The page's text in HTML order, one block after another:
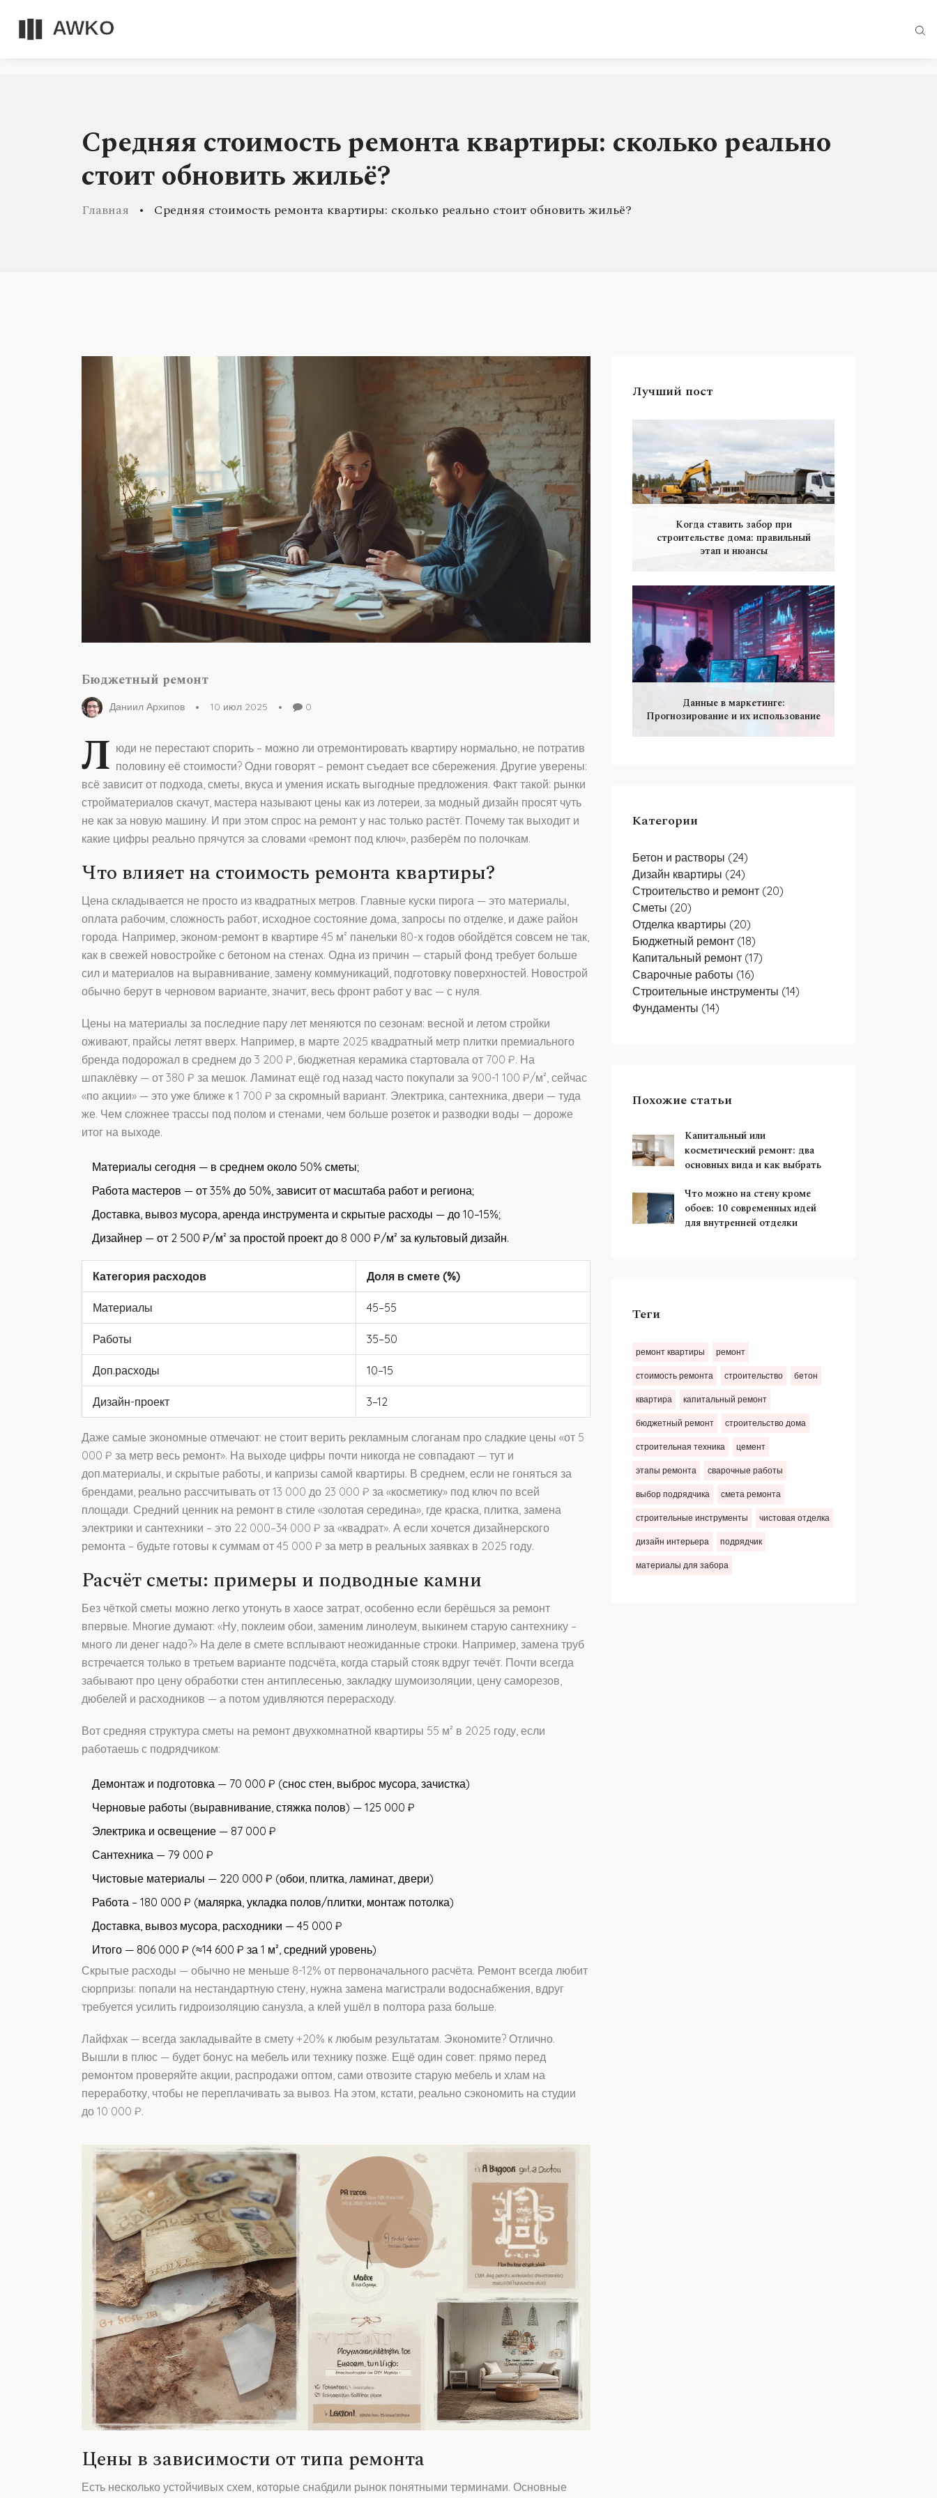
Средняя стоимость ремонта квартиры: сколько реально
стоит обновить жильё?
Главная Средняя стоимость ремонта квартиры: сколько реально стоит обновить жильё?
Бюджетный ремонт
Даниил Архипов 10 июл 2025 0
Л юди не перестают спорить – можно ли отремонтировать квартиру нормально, не потратив
половину её стоимости? Одни говорят – ремонт съедает все сбережения. Другие уверены:
всё зависит от подхода, сметы, вкуса и умения искать выгодные предложения. Факт такой: рынки
стройматериалов скачут, мастера называют цены как из лотереи, за модный дизайн просят чуть
не как за новую машину. И при этом спрос на ремонт у нас только растёт. Почему так выходит и
какие цифры реально прячутся за словами «ремонт под ключ», разберём по полочкам.
Что влияет на стоимость ремонта квартиры?
Цена складывается не просто из квадратных метров. Главные куски пирога — это материалы,
оплата рабочим, сложность работ, исходное состояние дома, запросы по отделке, и даже район
города. Например, эконом-ремонт в квартире 45 м² панельки 80-х годов обойдётся совсем не так,
как в свежей новостройке с бетоном на стенах. Одна из причин — старый фонд требует больше
сил и материалов на выравнивание, замену коммуникаций, подготовку поверхностей. Новострой
обычно берут в черновом варианте, значит, весь фронт работ у вас — с нуля.
Цены на материалы за последние пару лет меняются по сезонам: весной и летом стройки
оживают, прайсы летят вверх. Например, в марте 2025 квадратный метр плитки премиального
бренда подорожал в среднем до 3 200 ₽, бюджетная керамика стартовала от 700 ₽. На
шпаклёвку — от 380 ₽ за мешок. Ламинат ещё год назад часто покупали за 900-1 100 ₽/м², сейчас
«по акции» — это уже ближе к 1 700 ₽ за скромный вариант. Электрика, сантехника, двери — туда
же. Чем сложнее трассы под полом и стенами, чем больше розеток и разводки воды — дороже
итог на выходе.
Материалы сегодня — в среднем около 50% сметы;
Работа мастеров — от 35% до 50%, зависит от масштаба работ и региона;
Доставка, вывоз мусора, аренда инструмента и скрытые расходы — до 10–15%;
Дизайнер — от 2 500 ₽/м² за простой проект до 8 000 ₽/м² за культовый дизайн.
Категория расходов Доля в смете (%)
Материалы 45–55
Работы 35–50
Доп.расходы 10–15
Дизайн-проект 3–12
Даже самые экономные отмечают: не стоит верить рекламным слоганам про сладкие цены «от 5
000 ₽ за метр весь ремонт». На выходе цифры почти никогда не совпадают — тут и
доп.материалы, и скрытые работы, и капризы самой квартиры. В среднем, если не гоняться за
брендами, реально рассчитывать от 13 000 до 23 000 ₽ за «косметику» под ключ по всей
площади. Средний ценник на ремонт в стиле «золотая середина», где краска, плитка, замена
электрики и сантехники – это 22 000–34 000 ₽ за «квадрат». А если хочется дизайнерского
ремонта – будьте готовы к суммам от 45 000 ₽ за метр в реальных заявках в 2025 году.
Расчёт сметы: примеры и подводные камни
Без чёткой сметы можно легко утонуть в хаосе затрат, особенно если берёшься за ремонт
впервые. Многие думают: «Ну, поклеим обои, заменим линолеум, выкинем старую сантехнику –
много ли денег надо?» На деле в смете всплывают неожиданные строки. Например, замена труб
встречается только в третьем варианте подсчёта, когда старый стояк вдруг течёт. Почти всегда
забывают про цену обработки стен антиплесенью, закладку шумоизоляции, цену саморезов,
дюбелей и расходников — а потом удивляются перерасходу.
Вот средняя структура сметы на ремонт двухкомнатной квартиры 55 м² в 2025 году, если
работаешь с подрядчиком:
Демонтаж и подготовка — 70 000 ₽ (снос стен, выброс мусора, зачистка)
Черновые работы (выравнивание, стяжка полов) — 125 000 ₽
Электрика и освещение — 87 000 ₽
Сантехника — 79 000 ₽
Чистовые материалы — 220 000 ₽ (обои, плитка, ламинат, двери)
Работа – 180 000 ₽ (малярка, укладка полов/плитки, монтаж потолка)
Доставка, вывоз мусора, расходники — 45 000 ₽
Итого — 806 000 ₽ (≈14 600 ₽ за 1 м², средний уровень)
Скрытые расходы — обычно не меньше 8-12% от первоначального расчёта. Ремонт всегда любит
сюрпризы: попали на нестандартную стену, нужна замена магистрали водоснабжения, вдруг
требуется усилить гидроизоляцию санузла, а клей ушёл в полтора раза больше.
Лайфхак — всегда закладывайте в смету +20% к любым результатам. Экономите? Отлично.
Вышли в плюс — будет бонус на мебель или технику позже. Ещё один совет: прямо перед
ремонтом проверяйте акции, распродажи оптом, сами отвозите старую мебель и хлам на
переработку, чтобы не переплачивать за вывоз. На этом, кстати, реально сэкономить на студии
до 10 000 ₽.
Цены в зависимости от типа ремонта
Есть несколько устойчивых схем, которые снабдили рынок понятными терминами. Основные
Лучший пост
Когда ставить забор при
строительстве дома: правильный
этап и нюансы
Данные в маркетинге:
Прогнозирование и их использование
Категории
Бетон и растворы (24)
Дизайн квартиры (24)
Строительство и ремонт (20)
Сметы (20)
Отделка квартиры (20)
Бюджетный ремонт (18)
Капитальный ремонт (17)
Сварочные работы (16)
Строительные инструменты (14)
Фундаменты (14)
Похожие статьи
Капитальный или
косметический ремонт: два
основных вида и как выбрать
Что можно на стену кроме
обоев: 10 современных идей
для внутренней отделки
Теги
ремонт квартиры ремонт
стоимость ремонта строительство бетон
квартира капитальный ремонт
бюджетный ремонт строительство дома
строительная техника цемент
этапы ремонта сварочные работы
выбор подрядчика смета ремонта
строительные инструменты чистовая отделка
дизайн интерьера подрядчик
материалы для забора